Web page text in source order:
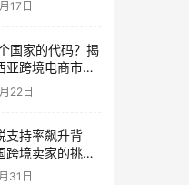
17日
国家的代码？揭
亚跨境电商市场
略
22日
支持率飙升背
跨境卖家的挑战
度解析（2026）
31日